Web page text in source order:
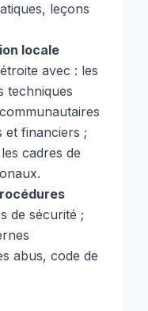
leçons
locale
avec : les
techniques
et financiers ;
cadres de
de sécurité ;
abus, code de